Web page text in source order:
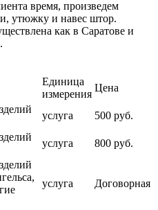
время, произведем
утюжку и навес штор.
как в Саратове и
Единица
измерения
Цена
услуга
500 руб.
услуга
800 руб.
услуга Договорная